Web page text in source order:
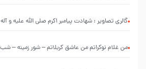
گالری تصاویر : شهادت پیامبر اکرم صلی الله علیه و آله